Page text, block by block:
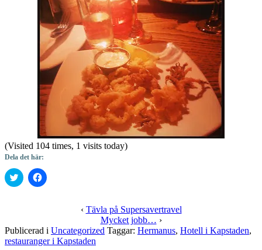
(Visited 104 times, 1 visits today)
Dela det här:
Klicka
för
i
ett
nytt
Klicka
för
i
ett
nytt
‹ Tävla på Supersavertravel
Mycket jobb… ›
Publicerad i Uncategorized Taggar: Hermanus, Hotell i Kapstaden,
restauranger i Kapstaden